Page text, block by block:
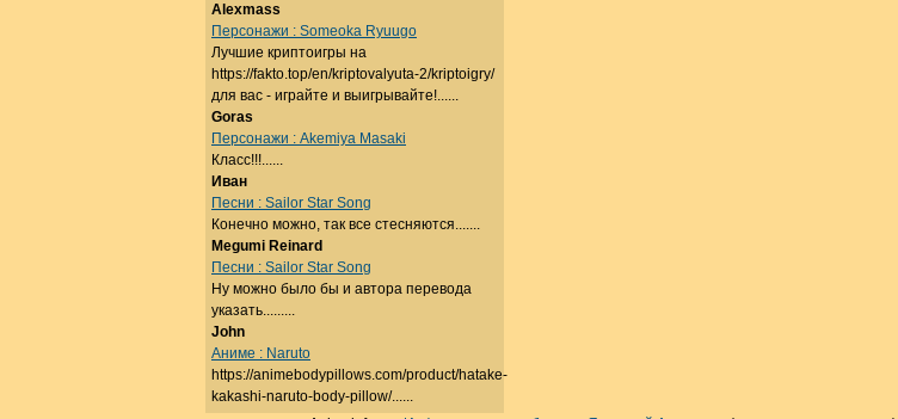
Alexmass
Персонажи : Someoka Ryuugo
Лучшие криптоигры на
https://fakto.top/en/kriptovalyuta-2/kriptoigry/
для вас - играйте и выигрывайте!......
Goras
Персонажи : Akemiya Masaki
Класс!!!......
Иван
Песни : Sailor Star Song
Конечно можно, так все стесняются.......
Megumi Reinard
Песни : Sailor Star Song
Ну можно было бы и автора перевода
указать.........
John
Аниме : Naruto
https://animebodypillows.com/product/hatake-
kakashi-naruto-body-pillow/......